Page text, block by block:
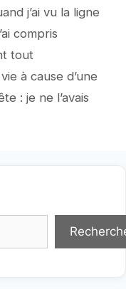
j’ai vu la ligne
compris
tout
à cause d’une
: je ne l’avais